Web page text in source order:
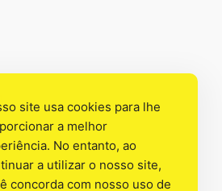
site usa cookies para lhe
a melhor
No entanto, ao
a utilizar o nosso site,
concorda com nosso uso de